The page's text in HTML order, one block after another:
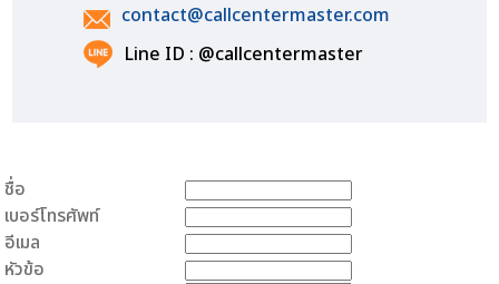
contact@callcentermaster.com
Line ID : @callcentermaster
ชื่อ
เบอร์โทรศัพท์
อีเมล
หัวข้อ